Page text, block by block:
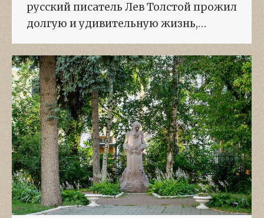
русский писатель Лев Толстой прожил
долгую и удивительную жизнь,…